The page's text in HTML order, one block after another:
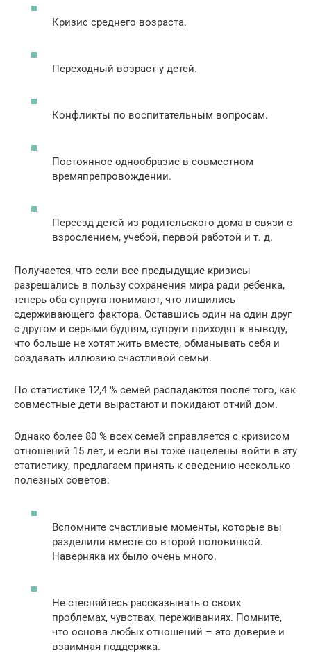
Кризис среднего возраста.
Переходный возраст у детей.
Конфликты по воспитательным вопросам.
Постоянное однообразие в совместном
времяпрепровождении.
Переезд детей из родительского дома в связи с
взрослением, учебой, первой работой и т. д.
Получается, что если все предыдущие кризисы
разрешались в пользу сохранения мира ради ребенка,
теперь оба супруга понимают, что лишились
сдерживающего фактора. Оставшись один на один друг
с другом и серыми будням, супруги приходят к выводу,
что больше не хотят жить вместе, обманывать себя и
создавать иллюзию счастливой семьи.
По статистике 12,4 % семей распадаются после того, как
совместные дети вырастают и покидают отчий дом.
Однако более 80 % всех семей справляется с кризисом
отношений 15 лет, и если вы тоже нацелены войти в эту
статистику, предлагаем принять к сведению несколько
полезных советов:
Вспомните счастливые моменты, которые вы
разделили вместе со второй половинкой.
Наверняка их было очень много.
Не стесняйтесь рассказывать о своих
проблемах, чувствах, переживаниях. Помните,
что основа любых отношений – это доверие и
взаимная поддержка.